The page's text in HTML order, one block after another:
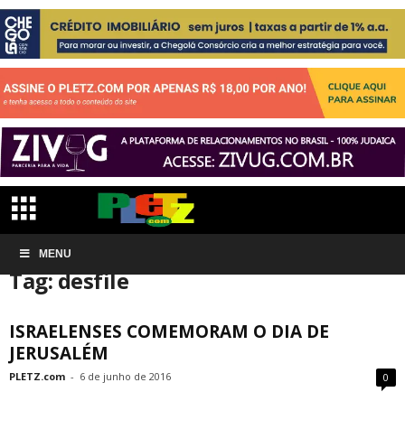
MENU
Início Tags
Tag: desfile
ISRAELENSES COMEMORAM O DIA DE
JERUSALÉM
PLETZ.com - 6 de junho de 2016 0